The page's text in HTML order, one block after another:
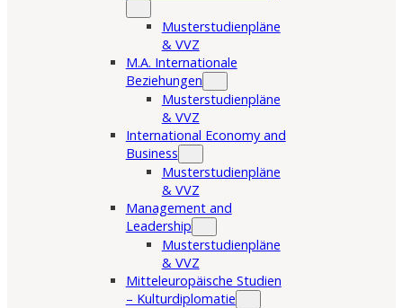
Musterstudienpläne
& VVZ
M.A. Internationale
Beziehungen
Musterstudienpläne
& VVZ
International Economy and
Business
Musterstudienpläne
& VVZ
Management and
Leadership
Musterstudienpläne
& VVZ
Mitteleuropäische Studien
– Kulturdiplomatie